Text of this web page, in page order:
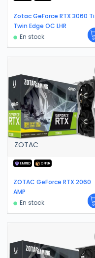
Zotac GeForce RTX 3060 Ti
Twin Edge OC LHR
En stock
ZOTAC
LIMITED OFFER
ZOTAC GeForce RTX 2060
AMP
En stock